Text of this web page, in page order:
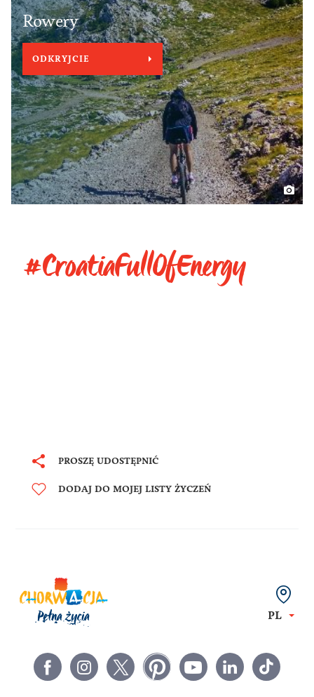
Rowery
ODKRYJCIE
#CroatiaFullOfEnergy
PROSZĘ UDOSTĘPNIĆ
DODAJ DO MOJEJ LISTY ŻYCZEŃ
PL